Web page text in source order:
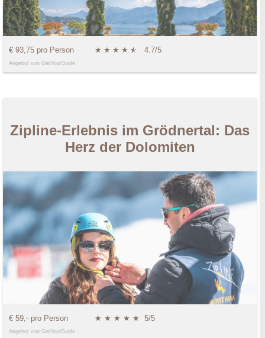
€ 93,75 pro Person ★ ★ ★ ★ ★
☆ 4.7/5
Angebot von GetYourGuide
Zipline-Erlebnis im Grödnertal: Das
Herz der Dolomiten
€ 59,- pro Person ★ ★ ★ ★ ★ 5/5
Angebot von GetYourGuide